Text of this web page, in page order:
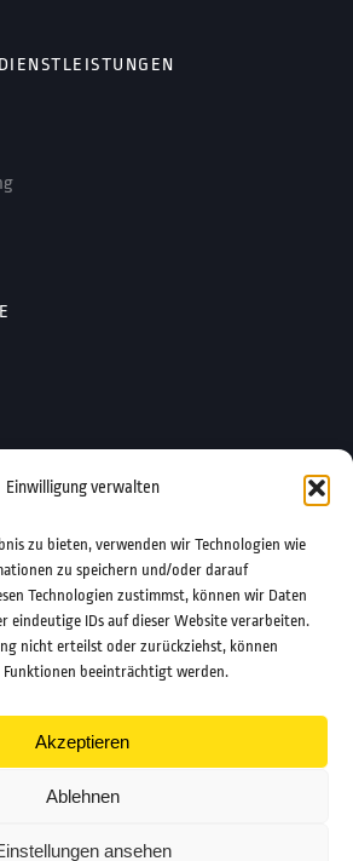
Einwilligung verwalten
zu bieten, verwenden wir Technologien wie
zu speichern und/oder darauf
Technologien zustimmst, können wir Daten
eindeutige IDs auf dieser Website verarbeiten.
nicht erteilst oder zurückziehst, können
beeinträchtigt werden.
Akzeptieren
Ablehnen
ansehen